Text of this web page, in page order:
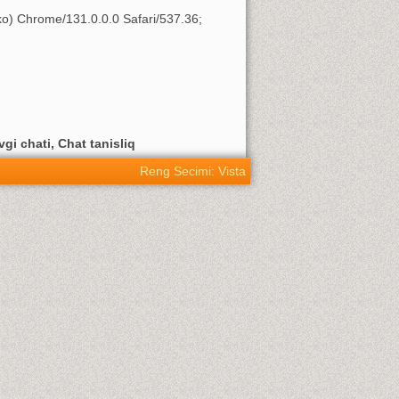
Chrome/131.0.0.0 Safari/537.36;
chati, Chat tanisliq
Reng Secimi: Vista